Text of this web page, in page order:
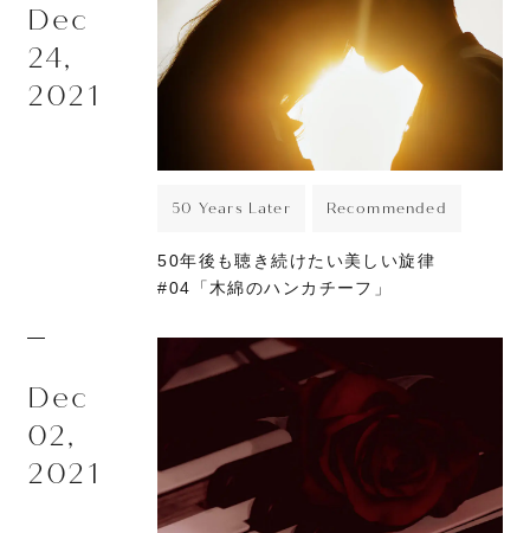
Dec
24,
2021
50 Years Later Recommended
50年後も聴き続けたい美しい旋律
#04「木綿のハンカチーフ」
Dec
02,
2021